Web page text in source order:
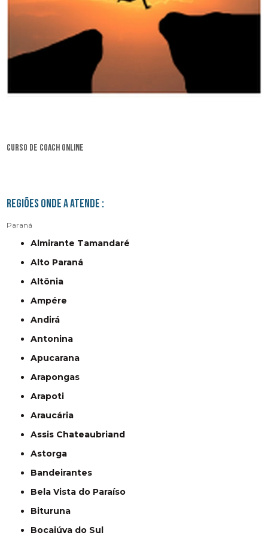
curso de coach online
Regiões onde a atende :
Paraná
Almirante Tamandaré
Alto Paraná
Altônia
Ampére
Andirá
Antonina
Apucarana
Arapongas
Arapoti
Araucária
Assis Chateaubriand
Astorga
Bandeirantes
Bela Vista do Paraíso
Bituruna
Bocaiúva do Sul